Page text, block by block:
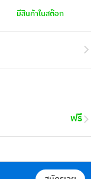
มีสินค้าในสต๊อก
ฟรี